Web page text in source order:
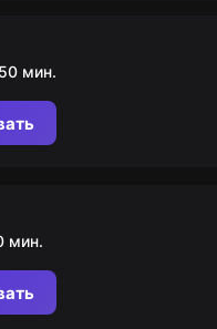
мин.
темноте
мин.